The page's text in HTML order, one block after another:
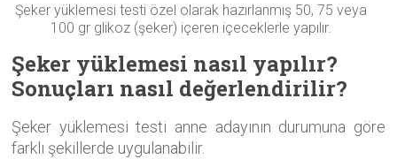
Şeker yüklemesi testi özel olarak hazırlanmış 50, 75 veya
100 gr glikoz (şeker) içeren içeceklerle yapılır.
Şeker yüklemesi nasıl yapılır?
Sonuçları nasıl değerlendirilir?
Şeker yüklemesi testi anne adayının durumuna göre
farklı şekillerde uygulanabilir.